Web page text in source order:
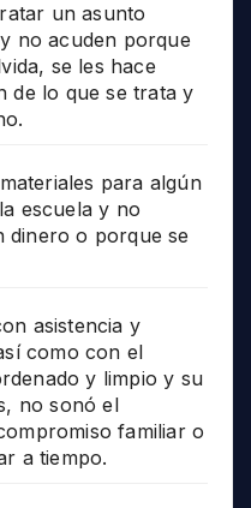
un asunto
no acuden porque
se les hace
de lo que se trata y
para algún
escuela y no
dinero o porque se
asistencia y
como con el
y limpio y su
no sonó el
familiar o
a tiempo.